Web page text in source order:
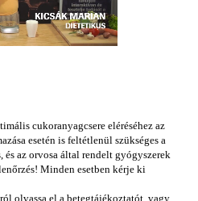
cukoranyagcsere eléréséhez az
esetén is feltétlenül szükséges a
és az orvosa által rendelt gyógyszerek
Minden esetben kérje ki
olvassa el a betegtájékoztatót, vagy